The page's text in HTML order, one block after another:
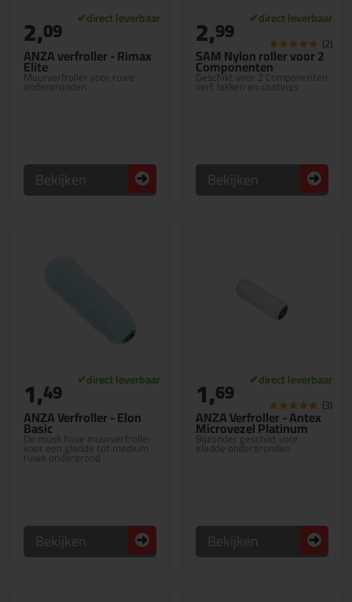
ANZA verfroller - Rimax
Elite
Muurverfroller voor ruwe
ondergronden
2,09
Bekijken
SAM Nylon roller voor 2
Componenten
Geschikt voor 2 Componenten
verf, lakken en coatings
2,99 (2)
Bekijken
ANZA Verfroller - Elon
Basic
De musk have muurverfroller
voor een gladde tot medium
ruwe ondergrond
1,49
Bekijken
ANZA Verfroller - Antex
Microvezel Platinum
Bijzonder geschikt voor
gladde ondergronden
1,69 (3)
Bekijken